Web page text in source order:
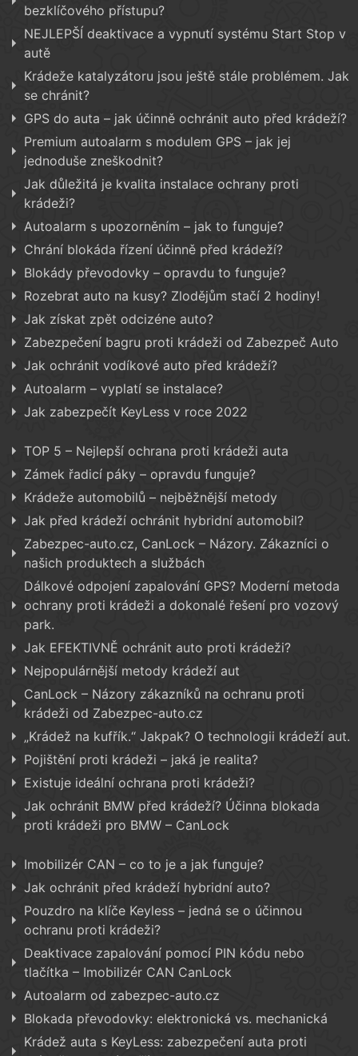
bezklíčového přístupu?
NEJLEPŠÍ deaktivace a vypnutí systému Start Stop v
autě
Krádeže katalyzátoru jsou ještě stále problémem. Jak
se chránit?
GPS do auta – jak účinně ochránit auto před krádeží?
Premium autoalarm s modulem GPS – jak jej
jednoduše zneškodnit?
Jak důležitá je kvalita instalace ochrany proti
krádeži?
Autoalarm s upozorněním – jak to funguje?
Chrání blokáda řízení účinně před krádeží?
Blokády převodovky – opravdu to funguje?
Rozebrat auto na kusy? Zlodějům stačí 2 hodiny!
Jak získat zpět odcizéne auto?
Zabezpečení bagru proti krádeži od Zabezpeč Auto
Jak ochránit vodíkové auto před krádeží?
Autoalarm – vyplatí se instalace?
Jak zabezpečít KeyLess v roce 2022
TOP 5 – Nejlepší ochrana proti krádeži auta
Zámek řadicí páky – opravdu funguje?
Krádeže automobilů – nejběžnější metody
Jak před krádeží ochránit hybridní automobil?
Zabezpec-auto.cz, CanLock – Názory. Zákazníci o
našich produktech a službách
Dálkové odpojení zapalování GPS? Moderní metoda
ochrany proti krádeži a dokonalé řešení pro vozový
park.
Jak EFEKTIVNĚ ochránit auto proti krádeži?
Nejpopulárnější metody krádeží aut
CanLock – Názory zákazníků na ochranu proti
krádeži od Zabezpec-auto.cz
„Krádež na kufřík.“ Jakpak? O technologii krádeží aut.
Pojištění proti krádeži – jaká je realita?
Existuje ideální ochrana proti krádeži?
Jak ochránit BMW před krádeží? Účinna blokada
proti krádeži pro BMW – CanLock
Imobilizér CAN – co to je a jak funguje?
Jak ochránit před krádeží hybridní auto?
Pouzdro na klíče Keyless – jedná se o účinnou
ochranu proti krádeži?
Deaktivace zapalování pomocí PIN kódu nebo
tlačítka – Imobilizér CAN CanLock
Autoalarm od zabezpec-auto.cz
Blokada převodovky: elektronická vs. mechanická
Krádež auta s KeyLess: zabezpečení auta proti